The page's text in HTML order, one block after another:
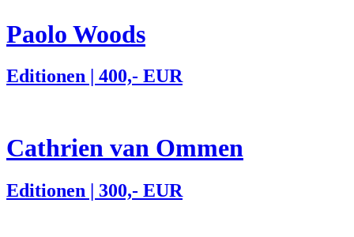
Paolo Woods
Editionen | 400,- EUR
Cathrien van Ommen
Editionen | 300,- EUR